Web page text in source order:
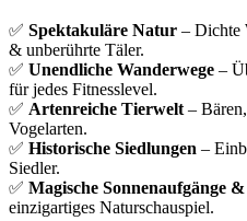
✅ Spektakuläre Natur – Dichte
& unberührte Täler.
✅ Unendliche Wanderwege –
für jedes Fitnesslevel.
✅ Artenreiche Tierwelt –
Vogelarten.
✅ Historische Siedlungen –
Siedler.
✅ Magische Sonnenaufgänge
einzigartiges Naturschauspiel.